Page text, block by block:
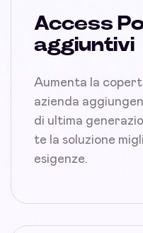
Access
aggiuntivi
Aumenta la
azienda
di ultima
te la soluzione
esigenze.